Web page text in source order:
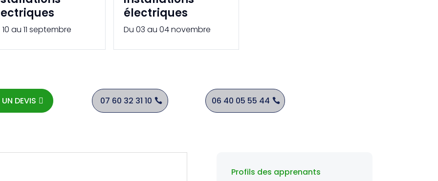
10 au 11 septembre
électriques
Du 03 au 04 novembre
DEVIS 07 60 32 31 10 06 40 05 55 44
Profils des apprenants